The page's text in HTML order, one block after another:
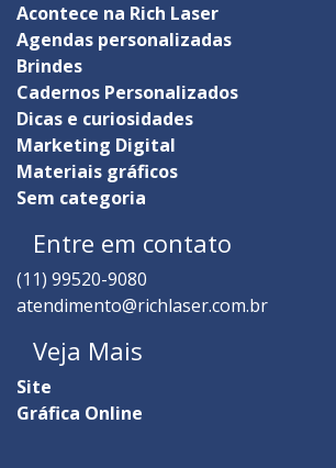
Acontece na Rich Laser
Agendas personalizadas
Brindes
Cadernos Personalizados
Dicas e curiosidades
Marketing Digital
Materiais gráficos
Sem categoria
Entre em contato
(11) 99520-9080
atendimento@richlaser.com.br
Veja Mais
Site
Gráfica Online